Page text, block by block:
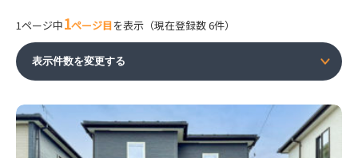
1ページ中1ページ目を表示（現在登録数 6件）